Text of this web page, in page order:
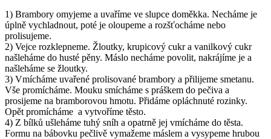
1) Brambory omyjeme a uvaříme ve slupce doměkka. Necháme je
úplně vychladnout, poté je oloupeme a rozšťocháme nebo
prolisujeme.
2) Vejce rozklepneme. Žloutky, krupicový cukr a vanilkový cukr
našleháme do husté pěny. Máslo necháme povolit, nakrájíme je a
našleháme se žloutky.
3) Vmícháme uvařené prolisované brambory a přilijeme smetanu.
Vše promícháme. Mouku smícháme s práškem do pečiva a
prosijeme na bramborovou hmotu. Přidáme opláchnuté rozinky.
Opět promícháme a vytvoříme těsto.
4) Z bílků ušleháme tuhý sníh a opatrně jej vmícháme do těsta.
Formu na bábovku pečlivě vymažeme máslem a vysypeme hrubou